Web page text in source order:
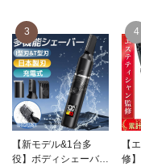
3
【新モデル&1台多
役】ボディシェーバー
4
【
修